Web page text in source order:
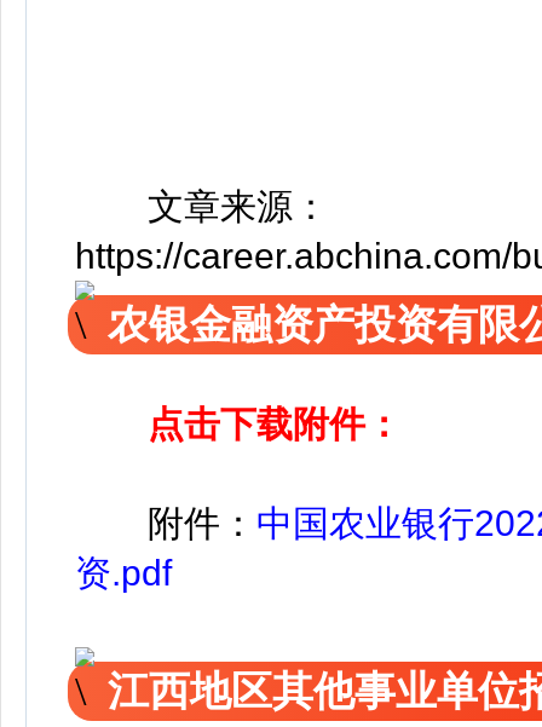
文章来源：
https://career.abchina.com/
农银金融资产投资有限
点击下载附件：
附件： 中国农业银行
资.pdf
江西地区其他事业单位